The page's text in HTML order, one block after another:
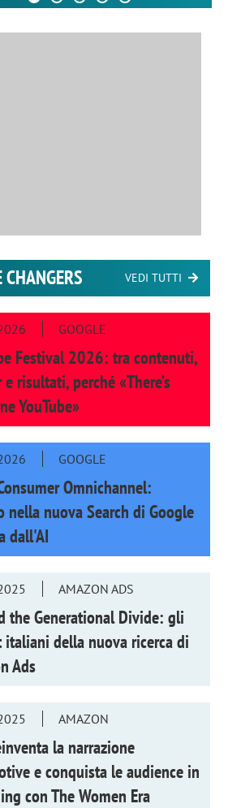
CHANGERS VEDI TUTTI
GOOGLE
Festival 2026: tra contenuti,
risultati, perché «There’s
YouTube»
GOOGLE
Omnichannel:
nella nuova Search di Google
dall'AI
AMAZON ADS
the Generational Divide: gli
della nuova ricerca di
Ads
AMAZON
la narrazione
e conquista le audience in
conThe Women Era